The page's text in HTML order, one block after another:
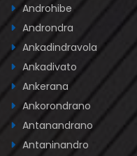
Androhibe
Androndra
Ankadindravola
Ankadivato
Ankerana
Ankorondrano
Antanandrano
Antaninandro